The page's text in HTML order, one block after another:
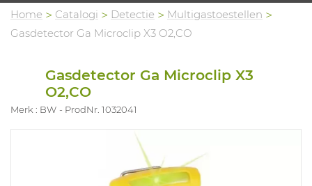
Home Catalogi Detectie
Multigastoestellen
Gasdetector Ga Microclip X3 O2,CO
Gasdetector Ga Microclip X3
O2,CO
Merk : BW ProdNr. 1032041